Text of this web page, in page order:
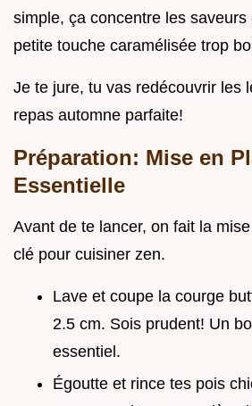
simple, ça concentre les
petite touche caramélisée trop
Je te jure, tu vas redécouvrir les
repas automne parfaite!
Préparation: Mise en
Essentielle
Avant de te lancer, on fait la
clé pour cuisiner zen.
Lave et coupe la courge
2.5 cm. Sois prudent! Un
essentiel.
Égoutte et rince tes pois